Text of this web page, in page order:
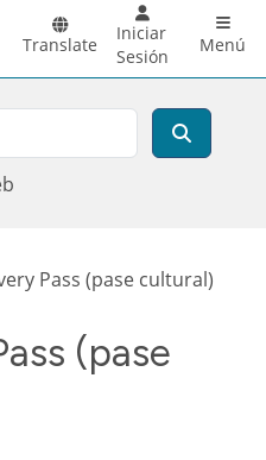
Translate
Iniciar
Sesión
Menú
de ayuda a la
Pass (pase cultural)
(pase